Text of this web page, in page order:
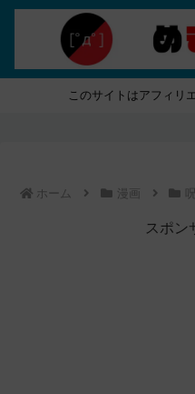
このサイトはアフィリ
ホーム 漫画
スポン